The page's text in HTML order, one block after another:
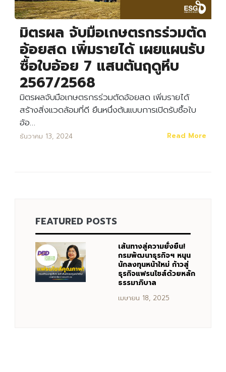
มิตรผล จับมือเกษตรกรร่วมตัด
อ้อยสด เพิ่มรายได้ เผยแผนรับ
ซื้อใบอ้อย 7 แสนตันฤดูหีบ
2567/2568
มิตรผลจับมือเกษตรกรร่วมตัดอ้อยสด เพิ่มรายได้
สร้างสิ่งแวดล้อมที่ดี ยืนหนึ่งต้นแบบการเปิดรับซื้อใบ
อ้อ…
ธันวาคม 13, 2024 Read More
FEATURED POSTS
เส้นทางสู่ความยั่งยืน!
กรมพัฒนาธุรกิจฯ หนุน
นักลงทุนหน้าใหม่ ก้าวสู่
ธุรกิจแฟรนไชส์ด้วยหลัก
ธรรมาภิบาล
เมษายน 18, 2025